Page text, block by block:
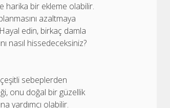
harika bir ekleme olabilir.
azaltmaya
edin, birkaç damla
nasıl hissedeceksiniz?
çeşitli sebeplerden
onu doğal bir güzellik
yardımcı olabilir.